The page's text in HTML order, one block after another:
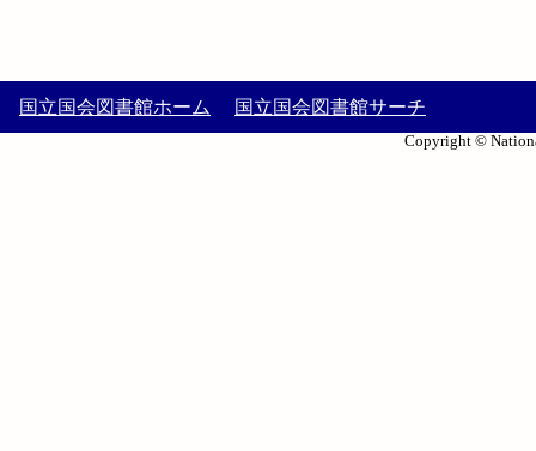
国立国会図書館ホーム 国立国会図書館サーチ
Copyright ©